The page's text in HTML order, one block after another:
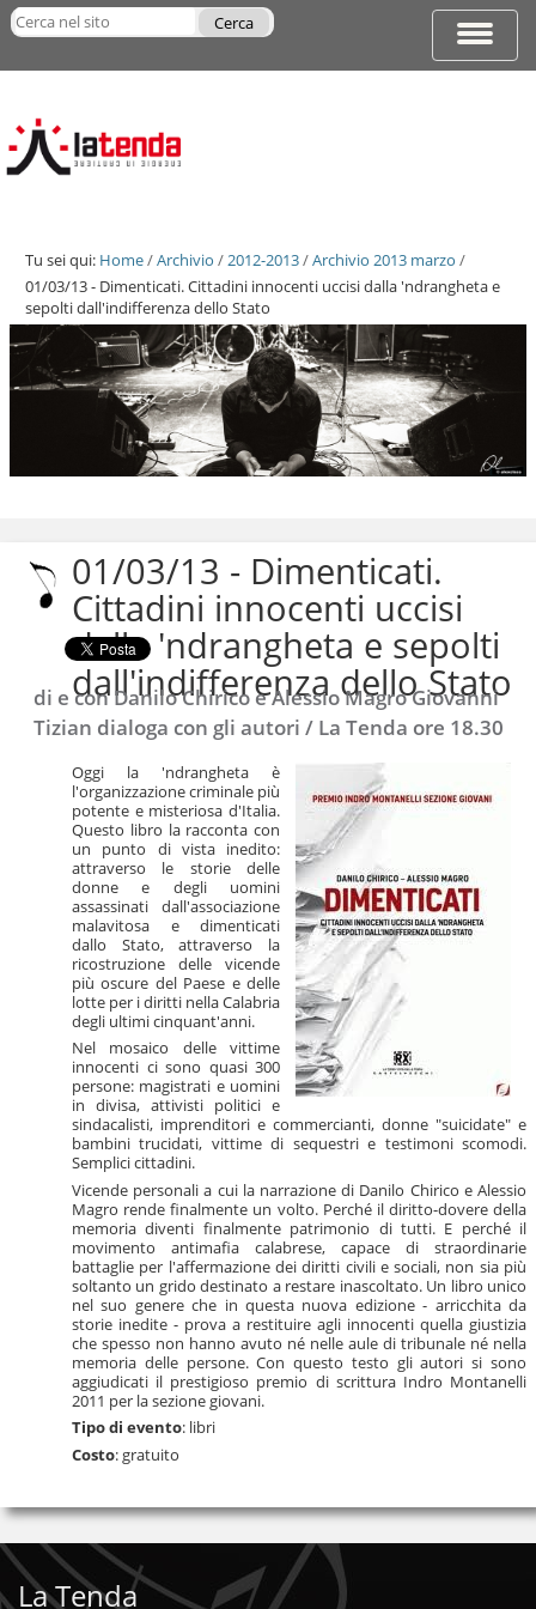
Salta
ai
|
navigazione
Espandi
di
Cerca nel sito
avanzata…
Tu sei qui: Home/Archivio /2012-2013/Archivio 2013 marzo /
01/03/13 - Dimenticati. Cittadini innocenti uccisi dalla 'ndrangheta e
sepolti dall'indifferenza dello Stato
Salta
navigazione
01/03/13 - Dimenticati.
Cittadini innocenti uccisi
dalla 'ndrangheta e sepolti
dall'indifferenza dello Stato
di e con Danilo Chirico e Alessio Magro Giovanni
Tizian dialoga con gli autori / La Tenda ore 18.30
Oggi la 'ndrangheta è
l'organizzazione criminale più
potente e misteriosa d'Italia.
Questo libro la racconta con
un punto di vista inedito:
attraverso le storie delle
donne e degli uomini
assassinati dall'associazione
malavitosa e dimenticati
dallo Stato, attraverso la
ricostruzione delle vicende
più oscure del Paese e delle
lotte per i diritti nella Calabria
degli ultimi cinquant'anni.
Nel mosaico delle vittime
innocenti ci sono quasi 300
persone: magistrati e uomini
in divisa, attivisti politici e
sindacalisti, imprenditori e commercianti, donne "suicidate" e
bambini trucidati, vittime di sequestri e testimoni scomodi.
Semplici cittadini.
Vicende personali a cui la narrazione di Danilo Chirico e Alessio
Magro rende finalmente un volto. Perché il diritto-dovere della
memoria diventi finalmente patrimonio di tutti. E perché il
movimento antimafia calabrese, capace di straordinarie
battaglie per l'affermazione dei diritti civili e sociali, non sia più
soltanto un grido destinato a restare inascoltato. Un libro unico
nel suo genere che in questa nuova edizione - arricchita da
storie inedite - prova a restituire agli innocenti quella giustizia
che spesso non hanno avuto né nelle aule di tribunale né nella
memoria delle persone. Con questo testo gli autori si sono
aggiudicati il prestigioso premio di scrittura Indro Montanelli
2011 per la sezione giovani.
Tipo di evento: libri
Costo: gratuito
La Tenda